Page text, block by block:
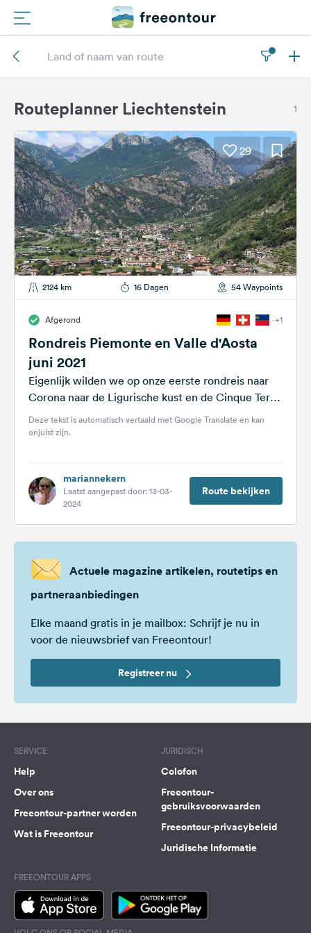
Routes
Campings
Magazine
Partners
Registreren
Inloggen
Nieuwsbrief
Feedback
Taal:
Nederlands
ons
op
Facebook
Routeplanner Liechtenstein 1
29
2124 km 16 Dagen 54 Waypoints
Afgerond +1
Rondreis Piemonte en Valle d'Aosta
juni 2021
Eigenlijk wilden we op onze eerste rondreis naar
Corona naar de Ligurische kust en de Cinque Terre
- maar daarna...
Deze tekst is automatisch vertaald met Google Translate en kan
onjuist zijn.
mariannekern
Laatst aangepast door: 13-03-
2024
Route bekijken
Actuele magazine artikelen, routetips en
partneraanbiedingen
Elke maand gratis in je mailbox: Schrijf je nu in
voor de nieuwsbrief van Freeontour!
Registreer nu
SERVICE
Help
Over ons
Freeontour-partner worden
Wat is Freeontour
JURIDISCH
Colofon
Freeontour-
gebruiksvoorwaarden
Freeontour-privacybeleid
Juridische Informatie
FREEONTOUR APPS